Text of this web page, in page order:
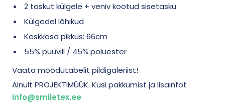
2 taskut külgele + veniv kootud sisetasku
Külgedel lõhikud
Keskkosa pikkus: 66cm
55% puuvill / 45% polüester
Vaata mõõdutabelit pildigaleriist!
Ainult PROJEKTIMÜÜK. Küsi pakkumist ja lisainfot
info@smiletex.ee